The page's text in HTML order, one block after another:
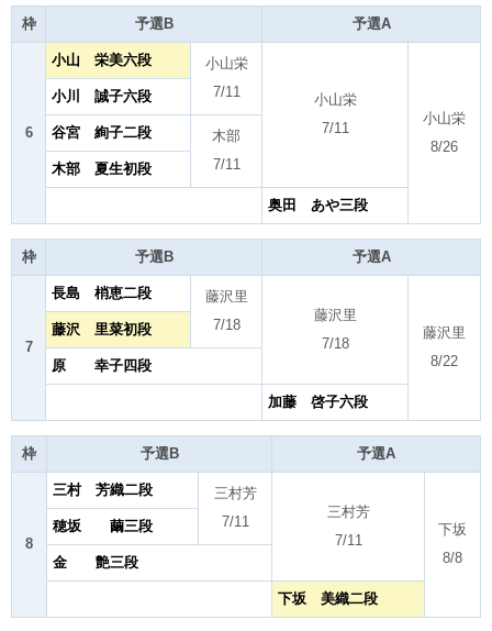
枠 予選B 予選A
6
小山 栄美六段
小山栄
7/11
小山栄
7/11
小山栄
8/26
小川 誠子六段
谷宮 絢子二段
木部
7/11
木部 夏生初段
奥田 あや三段
枠 予選B 予選A
7
長島 梢恵二段
藤沢里
7/18
藤沢里
7/18
藤沢里
8/22
藤沢 里菜初段
原 幸子四段
加藤 啓子六段
枠 予選B 予選A
8
三村 芳織二段
三村芳
7/11
三村芳
7/11
下坂
8/8
穂坂 繭三段
金 艶三段
下坂 美織二段